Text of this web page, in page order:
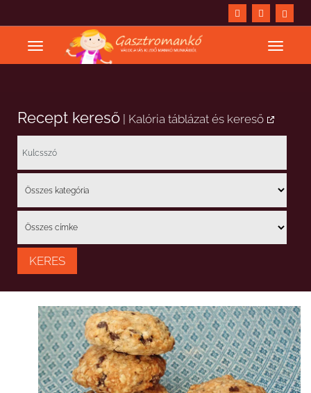
Recept kereső | Kalória táblázat és kereső